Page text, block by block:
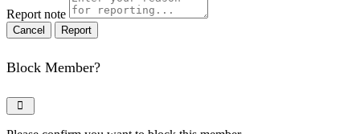
Report note
Report
Block Member?